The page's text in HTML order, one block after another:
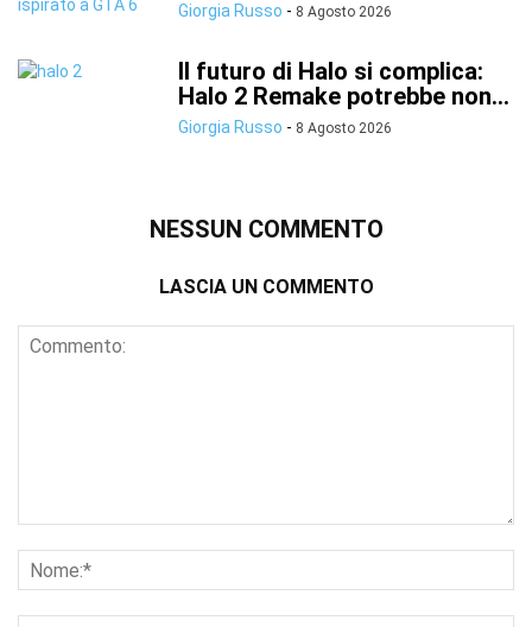
Giorgia Russo - 8 Agosto 2026
Il futuro di Halo si complica:
Halo 2 Remake potrebbe non...
Giorgia Russo - 8 Agosto 2026
NESSUN COMMENTO
LASCIA UN COMMENTO